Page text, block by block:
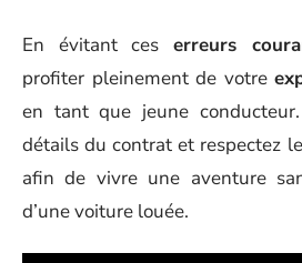
En évitant ces erreurs
profiter pleinement de votre
en tant que jeune
détails du contrat et respectez
afin de vivre une aventure
d’une voiture louée.